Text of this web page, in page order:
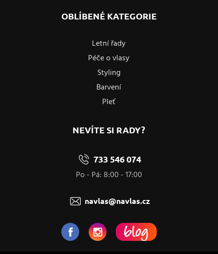
OBLÍBENÉ KATEGORIE
Letní řady
Péče o vlasy
Styling
Barvení
Pleť
NEVÍTE SI RADY?
733 546 074
Po - Pá: 8:00 - 17:00
navlas@navlas.cz